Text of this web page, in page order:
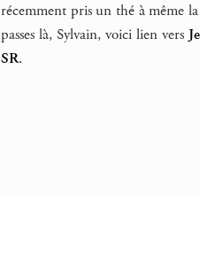
récemment pris un thé à même
passes là, Sylvain, voici lien vers
SR.